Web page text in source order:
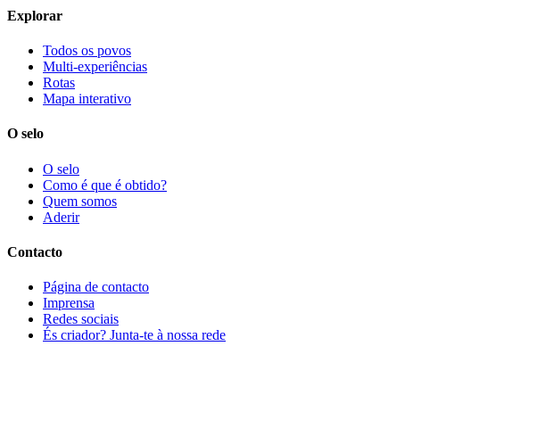
Explorar
Todos os povos
Multi-experiências
Rotas
Mapa interativo
O selo
O selo
Como é que é obtido?
Quem somos
Aderir
Contacto
Página de contacto
Imprensa
Redes sociais
És criador? Junta-te à nossa rede